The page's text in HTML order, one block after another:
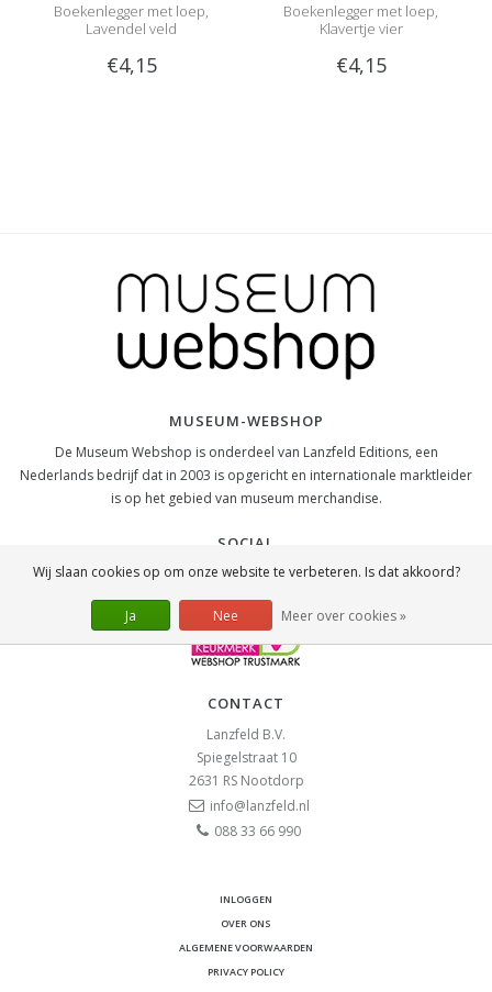
Boekenlegger met loep,
Lavendel veld
€4,15
Boekenlegger met loep,
Klavertje vier
€4,15
MUSEUM-WEBSHOP
De Museum Webshop is onderdeel van Lanzfeld Editions, een
Nederlands bedrijf dat in 2003 is opgericht en internationale marktleider
is op het gebied van museum merchandise.
SOCIAL
CONTACT
Lanzfeld B.V.
Spiegelstraat 10
2631 RS Nootdorp
info@lanzfeld.nl
088 33 66 990
INLOGGEN
OVER ONS
ALGEMENE VOORWAARDEN
PRIVACY POLICY
Wij slaan cookies op om onze website te verbeteren. Is dat akkoord?
Ja Nee Meer over cookies »